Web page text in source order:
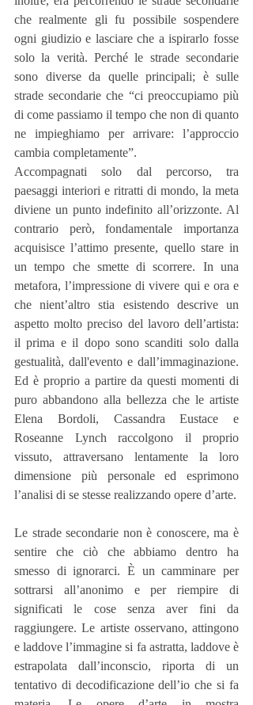
che realmente gli fu possibile sospendere
ogni giudizio e lasciare che a ispirarlo fosse
solo la verità. Perché le strade secondarie
sono diverse da quelle principali; è sulle
strade secondarie che “ci preoccupiamo più
di come passiamo il tempo che non di quanto
ne impieghiamo per arrivare: l’approccio
cambia completamente”.
Accompagnati solo dal percorso, tra
paesaggi interiori e ritratti di mondo, la meta
diviene un punto indefinito all’orizzonte. Al
contrario però, fondamentale importanza
acquisisce l’attimo presente, quello stare in
un tempo che smette di scorrere. In una
metafora, l’impressione di vivere qui e ora e
che nient’altro stia esistendo descrive un
aspetto molto preciso del lavoro dell’artista:
il prima e il dopo sono scanditi solo dalla
gestualità, dall'evento e dall’immaginazione.
Ed è proprio a partire da questi momenti di
puro abbandono alla bellezza che le artiste
Elena Bordoli, Cassandra Eustace e
Roseanne Lynch raccolgono il proprio
vissuto, attraversano lentamente la loro
dimensione più personale ed esprimono
l’analisi di se stesse realizzando opere d’arte.
Le strade secondarie non è conoscere, ma è
sentire che ciò che abbiamo dentro ha
smesso di ignorarci. È un camminare per
sottrarsi all’anonimo e per riempire di
significati le cose senza aver fini da
raggiungere. Le artiste osservano, attingono
e laddove l’immagine si fa astratta, laddove è
estrapolata dall’inconscio, riporta di un
tentativo di decodificazione dell’io che si fa